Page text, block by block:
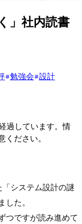
」社内読書
勉強会 設計
過しています。情
ださい。
システム設計の謎
た。
つですが読み進めて